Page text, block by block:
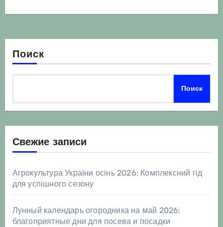
Поиск
Поиск
Свежие записи
Агрокультура України осінь 2026: Комплексний гід
для успішного сезону
Лунный календарь огородника на май 2026:
благоприятные дни для посева и посадки